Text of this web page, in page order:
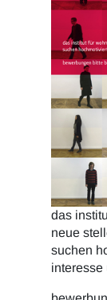
das
neue
suchen
interesse